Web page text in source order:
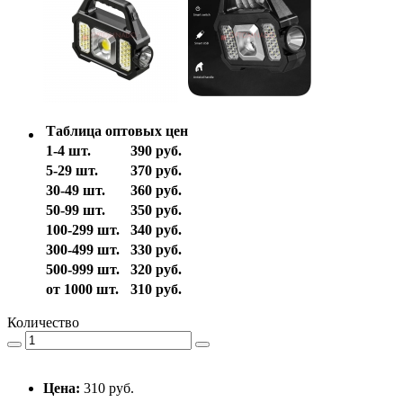
Таблица оптовых цен
1-4 шт.
390 руб.
5-29 шт.
370 руб.
30-49 шт.
360 руб.
50-99 шт.
350 руб.
100-299 шт.
340 руб.
300-499 шт.
330 руб.
500-999 шт.
320 руб.
от 1000 шт.
310 руб.
Количество
Цена: 310 руб.